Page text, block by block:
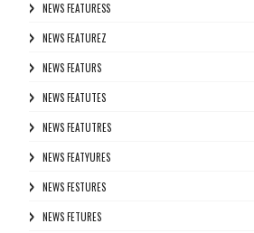
NEWS FEATURESS
NEWS FEATUREZ
NEWS FEATURS
NEWS FEATUTES
NEWS FEATUTRES
NEWS FEATYURES
NEWS FESTURES
NEWS FETURES